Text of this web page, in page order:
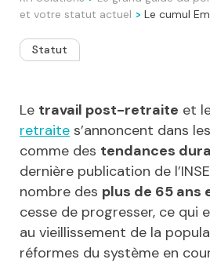
et votre statut actuel > Le cumul
Statut
Le travail post-retraite et
retraite s’annoncent dans
comme des tendances
dernière publication de
nombre des plus de 65 ans
cesse de progresser, ce qui
au vieillissement de la
réformes du système en